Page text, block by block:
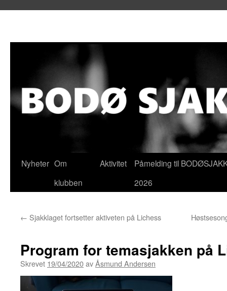
Hopp
Nyheter Om
klubben
Aktivitet
Påmelding til
2026
← Sjakklaget fortsetter aktiveten på Lichess
Program for temasjakken på
Skrevet 19/04/2020avÅsmund Andersen